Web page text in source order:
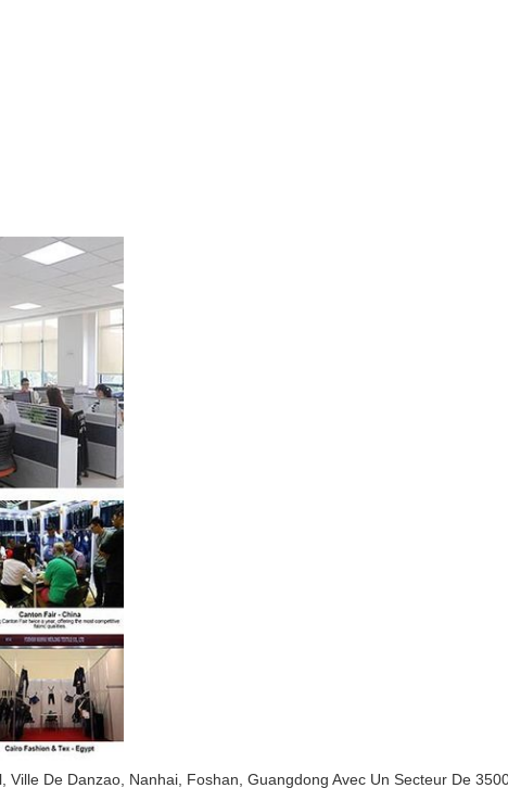
Ville De Danzao, Nanhai, Foshan, Guangdong Avec Un Secteur De